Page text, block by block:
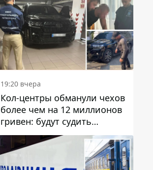
19:20 вчера
Кол-центры обманули чехов
более чем на 12 миллионов
гривен: будут судить
днепрянина,
организовавшего
транснациональную